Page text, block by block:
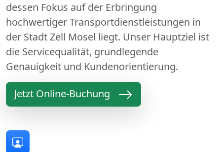
dessen Fokus auf der Erbringung
hochwertiger Transportdienstleistungen in
der Stadt Zell Mosel liegt. Unser Hauptziel ist
die Servicequalität, grundlegende
Genauigkeit und Kundenorientierung.
Jetzt Online-Buchung